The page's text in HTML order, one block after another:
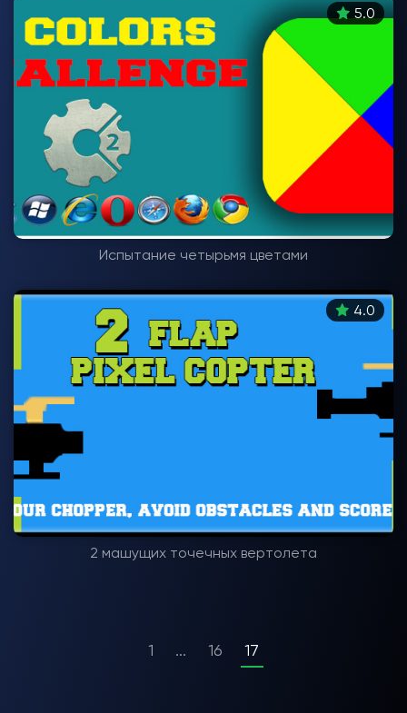
5.0
Испытание четырьмя цветами
4.0
2 машущих точечных вертолета
1 ... 16 17